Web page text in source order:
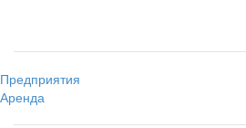
Предприятия
Аренда